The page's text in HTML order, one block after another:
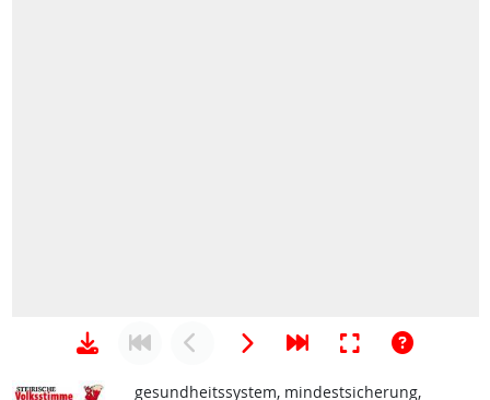
gesundheitssystem, mindestsicherung,